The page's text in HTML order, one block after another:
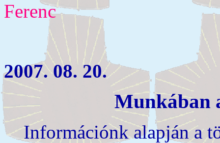
Ferenc
2007. 08. 20.
Munkában
Információnk alapján a